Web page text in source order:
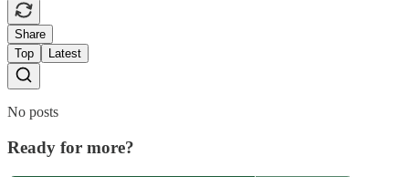
Share
Top
Latest
No posts
Ready for more?